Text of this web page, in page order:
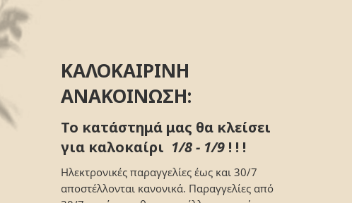
ΚΑΛΟΚΑΙΡΙΝΗ
ΑΝΑΚΟΙΝΩΣΗ:
Το κατάστημά μας θα κλείσει
για καλοκαίρι 1/8 - 1/9 ! ! !
Ηλεκτρονικές παραγγελίες έως και 30/7
αποστέλλονται κανονικά. Παραγγελίες από